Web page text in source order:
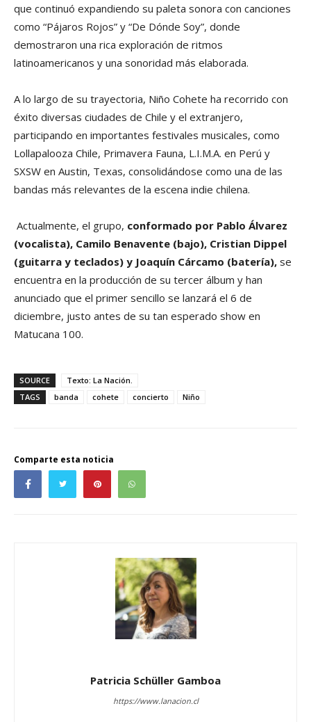
que continuó expandiendo su paleta sonora con canciones
como “Pájaros Rojos” y “De Dónde Soy”, donde
demostraron una rica exploración de ritmos
latinoamericanos y una sonoridad más elaborada.
A lo largo de su trayectoria, Niño Cohete ha recorrido con
éxito diversas ciudades de Chile y el extranjero,
participando en importantes festivales musicales, como
Lollapalooza Chile, Primavera Fauna, L.I.M.A. en Perú y
SXSW en Austin, Texas, consolidándose como una de las
bandas más relevantes de la escena indie chilena.
Actualmente, el grupo, conformado por Pablo Álvarez
(vocalista), Camilo Benavente (bajo), Cristian Dippel
(guitarra y teclados) y Joaquín Cárcamo (batería), se
encuentra en la producción de su tercer álbum y han
anunciado que el primer sencillo se lanzará el 6 de
diciembre, justo antes de su tan esperado show en
Matucana 100.
SOURCE
Texto: La Nación.
TAGS
banda cohete concierto Niño
Comparte esta noticia
Patricia Schüller Gamboa
https://www.lanacion.cl